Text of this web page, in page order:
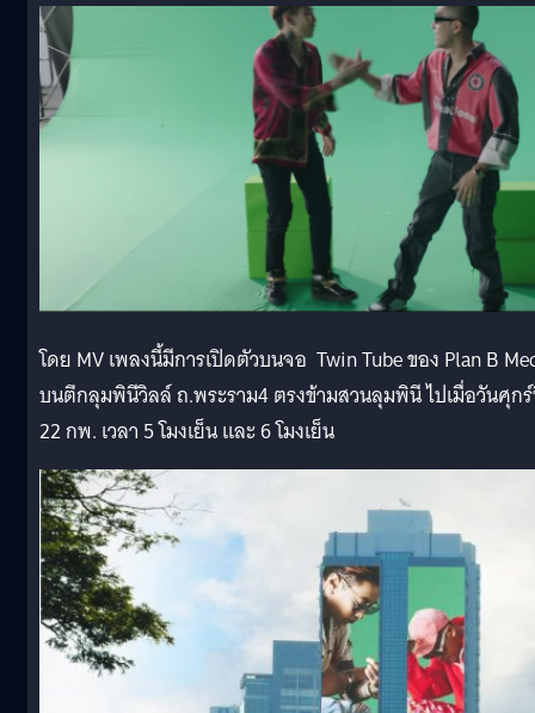
โดย MV เพลงนี้มีการเปิดตัวบนจอ Twin Tubeของ Plan B
บนตึกลุมพินีวิลล์ถ.พระราม4ตรงข้ามสวนลุมพินีไปเมื่อวันศุก
22กพ. เวลา 5โมงเย็นและ6โมงเย็น